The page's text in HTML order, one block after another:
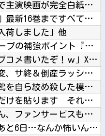
佐藤二朗、橋本愛との騒動で主演映画が完全白紙へｗｗｗｗｗ他
『さわらないで小手指くん』最新16巻まですべて「50％ポイン...
荷しました」他
オイシ高義博(42盗塁)←カープの補強ポイント『俊足強打のシ...
ラノベ作家（52）「新作ラブコメ書いたぞ！ｗ」X民「いい歳こ...
【悲報】ソシャゲ業界に異変、サ終＆倒産ラッシュ「ヒット一本で...
フジテレビが金の卵を産む鶏を自ら絞め殺した模様、社運を賭けた...
【画像】良いお○ぱい画像だけを貼ります それ以外は貼りません...
【動画】声優の佐倉綾音さん、ファンサービスも欠かさないｗｗｗ...
【ウマ娘】8月LoH開始まであと6日…なんか怖いんだけど先行...